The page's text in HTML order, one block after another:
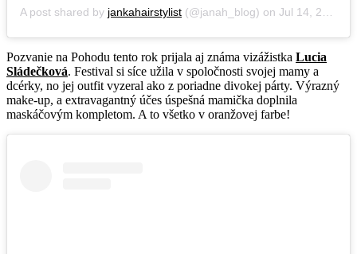
A post shared by jankahairstylist (@janah_blog) on Jul 14, 2019 at 9:51am PDT
Pozvanie na Pohodu tento rok prijala aj známa vizážistka Lucia
Sládečková. Festival si síce užila v spoločnosti svojej mamy a
dcérky, no jej outfit vyzeral ako z poriadne divokej párty. Výrazný
make-up, a extravagantný účes úspešná mamička doplnila
maskáčovým kompletom. A to všetko v oranžovej farbe!